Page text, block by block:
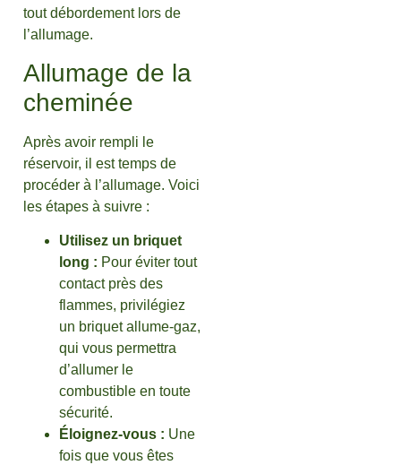
tout débordement lors de
l’allumage.
Allumage de la
cheminée
Après avoir rempli le
réservoir, il est temps de
procéder à l’allumage. Voici
les étapes à suivre :
Utilisez un briquet
long : Pour éviter tout
contact près des
flammes, privilégiez
un briquet allume-gaz,
qui vous permettra
d’allumer le
combustible en toute
sécurité.
Éloignez-vous : Une
fois que vous êtes